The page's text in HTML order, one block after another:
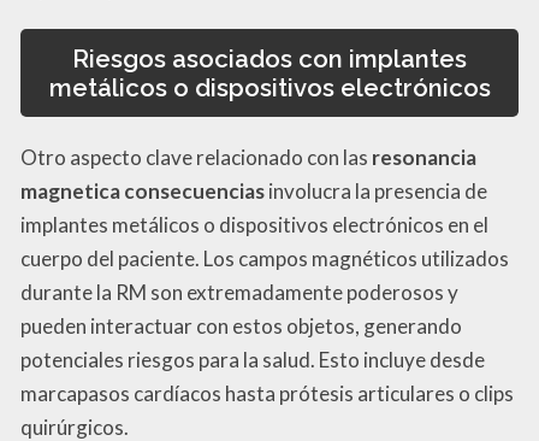
Riesgos asociados con implantes
metálicos o dispositivos electrónicos
Otro aspecto clave relacionado con las resonancia
magnetica consecuenciasinvolucra la presencia de
implantes metálicos o dispositivos electrónicos en el
cuerpo del paciente. Los campos magnéticos utilizados
durante la RM son extremadamente poderosos y
pueden interactuar con estos objetos, generando
potenciales riesgos para la salud. Esto incluye desde
marcapasos cardíacos hasta prótesis articulares o clips
quirúrgicos.